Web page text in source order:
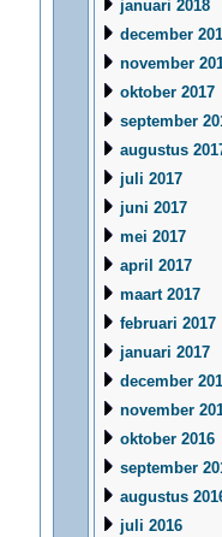
januari 2018
december
november
oktober 2017
september
augustus
juli 2017
juni 2017
mei 2017
april 2017
maart 2017
februari 2017
januari 2017
december
november
oktober 2016
september
augustus
juli 2016